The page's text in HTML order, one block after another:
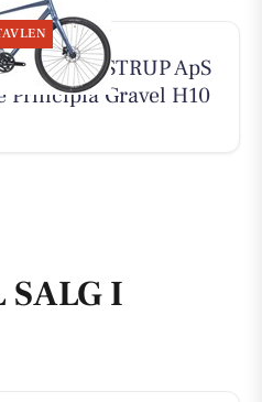
LYSTRUP ApS
Gravel H10
SALG I